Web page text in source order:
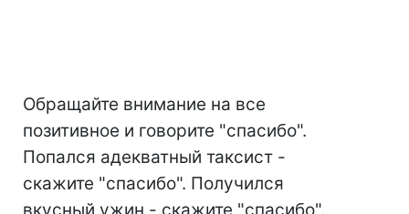
Обращайте внимание на все
позитивное и говорите "спасибо".
Попался адекватный таксист -
скажите "спасибо". Получился